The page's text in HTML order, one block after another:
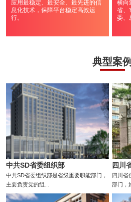
应用最稳定、最安全、最先进的信
息化技术，保障平台稳定高效运
行。
横向
省、
委、
典型案例
中共SD省委组织部
中共SD省委组织部是省级重要职能部门，
主要负责党的组...
四川
四川省
部门，